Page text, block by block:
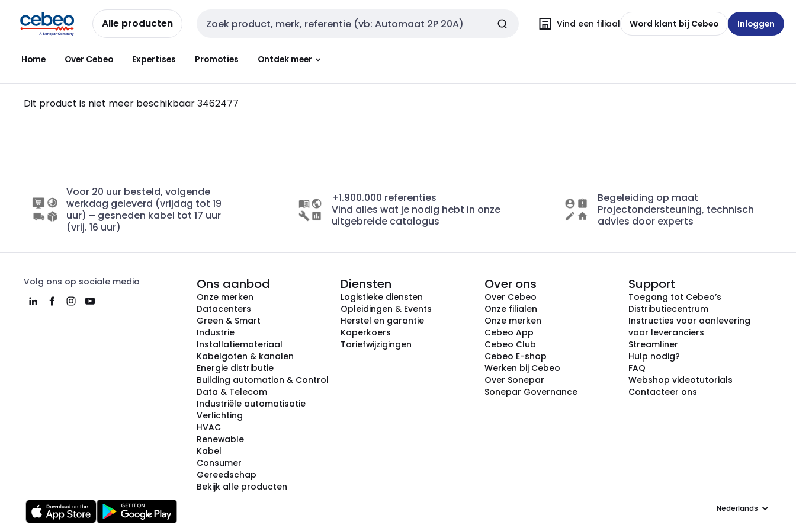
naar
navigatie
naar
inhoud
Alle producten Zoekveld invoer Vind een filiaal Word klant bij Cebeo Inloggen
Home Over Cebeo Expertises Promoties Ontdek meer
Dit product is niet meer beschikbaar3462477
Voor 20 uur besteld, volgende
werkdag geleverd (vrijdag tot 19
uur) – gesneden kabel tot 17 uur
(vrij. 16 uur)
+1.900.000 referenties
Vind alles wat je nodig hebt in onze
uitgebreide catalogus
Begeleiding op maat
Projectondersteuning, technisch
advies door experts
Volg ons op sociale media Ons aanbod
Onze merken
Datacenters
Green & Smart
Industrie
Installatiemateriaal
Kabelgoten & kanalen
Energie distributie
Building automation & Control
Data & Telecom
Industriële automatisatie
Verlichting
HVAC
Renewable
Kabel
Consumer
Gereedschap
Bekijk alle producten
Diensten
Logistieke diensten
Opleidingen & Events
Herstel en garantie
Koperkoers
Tariefwijzigingen
Over ons
Over Cebeo
Onze filialen
Onze merken
Cebeo App
Cebeo Club
Cebeo E-shop
Werken bij Cebeo
Over Sonepar
Sonepar Governance
Support
Toegang tot Cebeo’s
Distributiecentrum
Instructies voor aanlevering
voor leveranciers
Streamliner
Hulp nodig?
FAQ
Webshop videotutorials
Contacteer ons
Taal